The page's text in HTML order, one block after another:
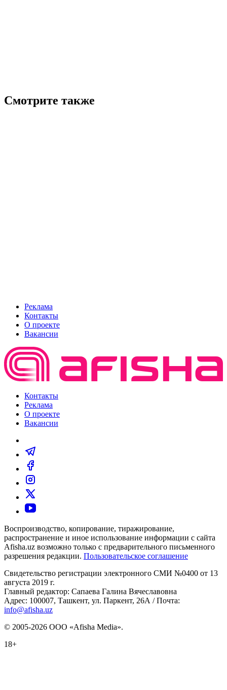
Смотрите также
Реклама
Контакты
О проекте
Вакансии
Контакты
Реклама
О проекте
Вакансии
Воспроизводство, копирование, тиражирование,
распространение и иное использование информации с сайта
Afisha.uz возможно только с предварительного письменного
разрешения редакции. Пользовательское соглашение
Свидетельство регистрации электронного СМИ №0400 от 13
августа 2019 г.
Главный редактор: Сапаева Галина Вячеславовна
Адрес: 100007, Ташкент, ул. Паркент, 26А / Почта:
info@afisha.uz
© 2005-2026 ООО «Afisha Media».
18+